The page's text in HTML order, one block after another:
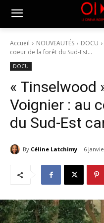
Accueil NOUVEAUTÉS DOCU
coeur de la forêt du Sud-Est...
DOCU
« Tinselwood
Voignier : au
du Sud-Est
By Céline Latchimy 6